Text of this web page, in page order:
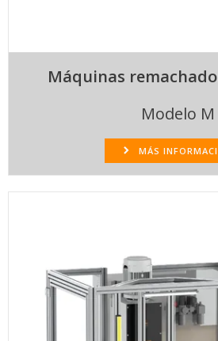
Máquinas
Modelo M
MÁS